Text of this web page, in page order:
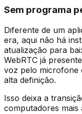
Sem programa
Diferente de um
era, aqui não há
atualização para
WebRTC já
voz pelo microfone
alta definição.
Isso deixa a
computadores